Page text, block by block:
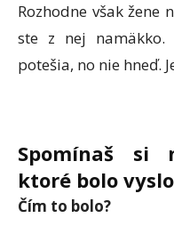
Rozhodne však žene
ste z nej
potešia, no nie hneď.
Spomínaš si
ktoré bolo
Čím to bolo?